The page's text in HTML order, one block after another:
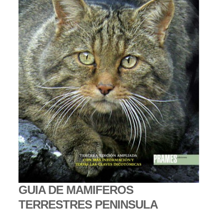
GUIA DE MAMIFEROS
TERRESTRES PENINSULA